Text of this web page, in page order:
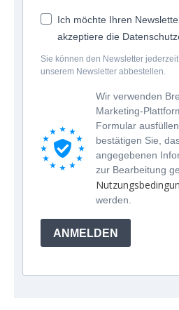
Ich möchte Ihren
akzeptiere die
Sie können den Newsletter
unserem Newsletter abbestellen.
Wir verwenden
Marketing-
Formular
bestätigen Sie,
angegebenen
zur Bearbeitung
werden.
ANMELDEN